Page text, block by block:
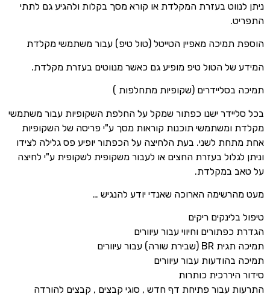
ניתן לנווט בעזרת המקלדת או קורא מסך בקלות ולהגיע גם לתתי
התפריט.
הוספת תמיכה מאפיין הטייטל (טול טיפ) עבור משתמשי מקלדת
המידע של הטול טיפ מופיע גם כאשר מנווטים בעזרת מקלדת.
תמיכה בסליידרים (שקופיות מתחלפות )
בכל סליידר ישנו כפתור שמקל על החלפת השקופיות עבור משתמשי
מקלדת ומשתמשי תוכנות קוראות מסך ע"י פריסה של השקופיות
אחת מתחת לשני. בעת הלחיצה על הכפתור יופיע פס גלילה לצידו
וניתן לגלול בעזרת החצים או לעבור משקופית לשקופית ע"י לחיצה
על טאב במקלדת.
מעט מהרשימה הארוכה שאנדי יודע להנגיש …
טיפול בלינקים ריקים
הגדרת כפתורים וחיווי עבור עיוורים
תמיכה תגית BR (שבירת שורה) עבור עיוורים
תמיכה בהודעות עבור עיוורים
סידור היררכית כותרות
התרעות עבור פתיחת דף חדש , סוגי קבצים , קבצים להורדה